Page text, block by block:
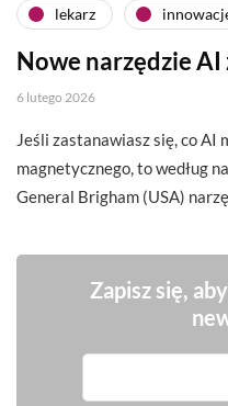
lekarz
Nowe narzędzie AI
6 lutego 2026
Jeśli zastanawiasz się, co AI
magnetycznego, to według
General Brigham (USA)
Zapisz się,